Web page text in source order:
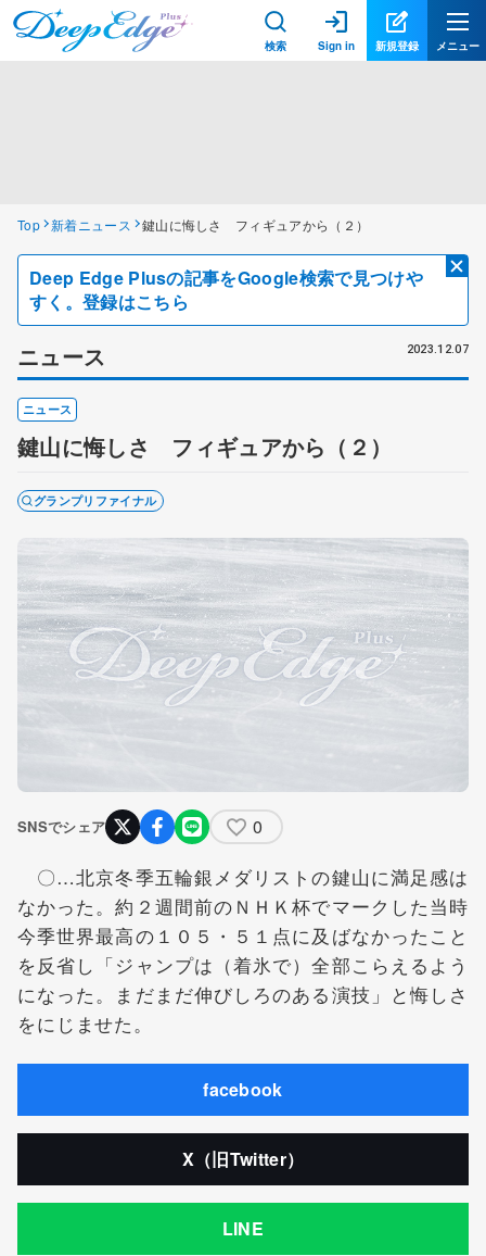
検索 Sign in 新規登録 メニュー
Top 新着ニュース 鍵山に悔しさ フィギュアから（２）
Deep Edge Plusの記事をGoogle検索で見つけや
すく。登録はこちら
ニュース 2023.12.07
ニュース
鍵山に悔しさ フィギュアから（２）
グランプリファイナル
SNSでシェア 0
〇…北京冬季五輪銀メダリストの鍵山に満足感は
なかった。約２週間前のＮＨＫ杯でマークした当時
今季世界最高の１０５・５１点に及ばなかったこと
を反省し「ジャンプは（着氷で）全部こらえるよう
になった。まだまだ伸びしろのある演技」と悔しさ
をにじませた。
facebook
X（旧Twitter）
LINE